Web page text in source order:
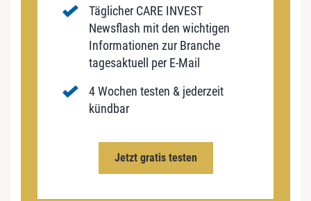
Täglicher CARE INVEST
Newsflash mit den wichtigen
Informationen zur Branche
tagesaktuell per E-Mail
4 Wochen testen & jederzeit
kündbar
Jetzt gratis testen